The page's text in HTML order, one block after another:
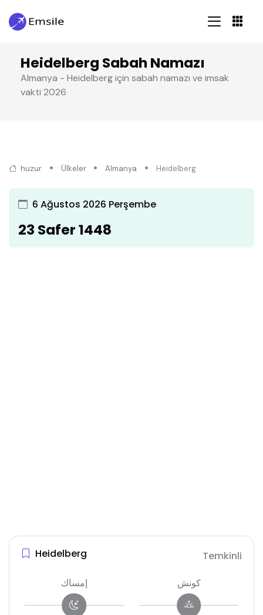
Heidelberg Sabah Namazı
Almanya - Heidelberg için sabah namazı ve imsak
vakti 2026
huzur Ülkeler Almanya Heidelberg
6 Ağustos 2026 Perşembe
23 Safer 1448
Heidelberg Temkinli
إمساك كونش